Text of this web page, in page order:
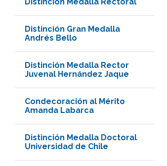
Distinción Gran Medalla
Andrés Bello
Distinción Medalla Rector
Juvenal Hernández Jaque
Condecoración al Mérito
Amanda Labarca
Distinción Medalla Doctoral
Universidad de Chile